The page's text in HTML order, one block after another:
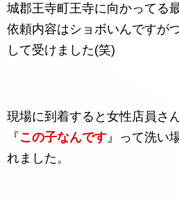
城郡王寺町王寺に向かってる
依頼内容はショボいんですが
して受けました(笑)
現場に到着すると女性店員さ
『 この子なんです 』って洗い
れました。